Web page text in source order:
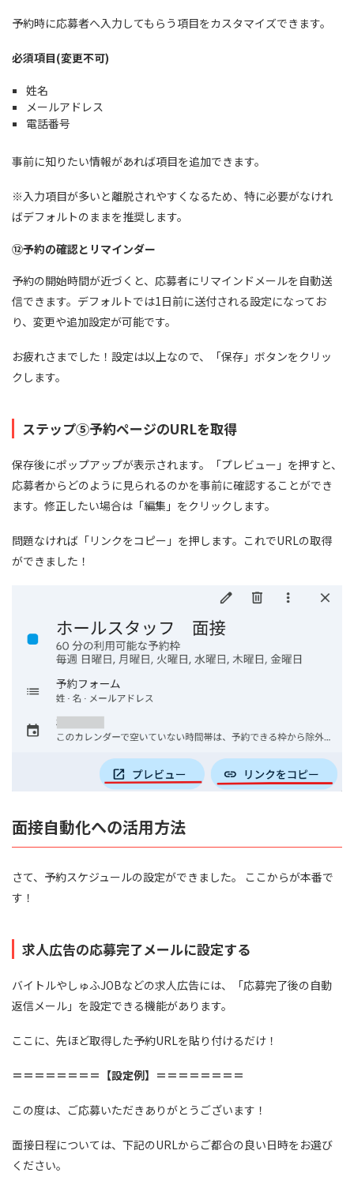
予約時に応募者へ入力してもらう項目をカスタマイズできます。
必須項目(変更不可)
姓名
メールアドレス
電話番号
事前に知りたい情報があれば項目を追加できます。
※入力項目が多いと離脱されやすくなるため、特に必要がなけれ
ばデフォルトのままを推奨します。
⑫予約の確認とリマインダー
予約の開始時間が近づくと、応募者にリマインドメールを自動送
信できます。デフォルトでは1日前に送付される設定になってお
り、変更や追加設定が可能です。
お疲れさまでした！設定は以上なので、「保存」ボタンをクリッ
クします。
ステップ⑤予約ページのURLを取得
保存後にポップアップが表示されます。「プレビュー」を押すと、
応募者からどのように見られるのかを事前に確認することができ
ます。修正したい場合は「編集」をクリックします。
問題なければ「リンクをコピー」を押します。これでURLの取得
ができました！
面接自動化への活用方法
さて、予約スケジュールの設定ができました。 ここからが本番で
す！
求人広告の応募完了メールに設定する
バイトルやしゅふJOBなどの求人広告には、「応募完了後の自動
返信メール」を設定できる機能があります。
ここに、先ほど取得した予約URLを貼り付けるだけ！
＝＝＝＝＝＝＝＝【設定例】＝＝＝＝＝＝＝＝
この度は、ご応募いただきありがとうございます！
面接日程については、下記のURLからご都合の良い日時をお選び
ください。